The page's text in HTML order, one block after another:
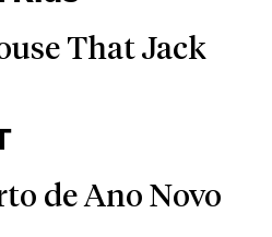
That Jack
de Ano Novo